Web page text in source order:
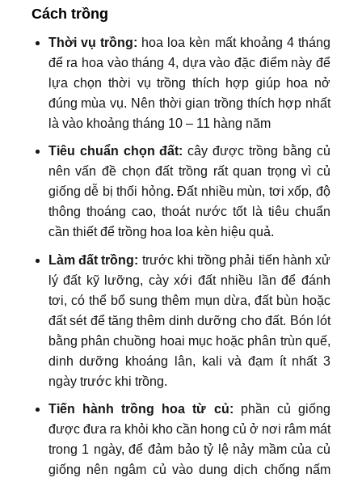
Cách trồng
Thời vụ trồng: hoa loa kèn mất khoảng 4 tháng
để ra hoa vào tháng 4, dựa vào đặc điểm này để
lựa chọn thời vụ trồng thích hợp giúp hoa nở
đúng mùa vụ. Nên thời gian trồng thích hợp nhất
là vào khoảng tháng 10 – 11 hàng năm
Tiêu chuẩn chọn đất:cây được trồng bằng củ
nên vấn đề chọn đất trồng rất quan trọng vì củ
giống dễ bị thối hỏng. Đất nhiều mùn, tơi xốp, độ
thông thoáng cao, thoát nước tốt là tiêu chuẩn
cần thiết để trồng hoa loa kèn hiệu quả.
Làm đất trồng: trước khi trồng phải tiến hành xử
lý đất kỹ lưỡng, cày xới đất nhiều lần để đánh
tơi, có thể bổ sung thêm mụn dừa, đất bùn hoặc
đất sét để tăng thêm dinh dưỡng cho đất. Bón lót
bằng phân chuồng hoai mục hoặc phân trùn quế,
dinh dưỡng khoáng lân, kali và đạm ít nhất 3
ngày trước khi trồng.
Tiến hành trồng hoa từ củ: phần củ giống
được đưa ra khỏi kho cần hong củ ở nơi râm mát
trong 1 ngày, để đảm bảo tỷ lệ nảy mầm của củ
giống nên ngâm củ vào dung dịch chống nấm